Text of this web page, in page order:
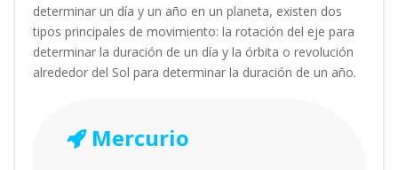
determinar un día y un año en un planeta, existen dos
tipos principales de movimiento: la rotación del eje para
determinar la duración de un día y la órbita o revolución
alrededor del Sol para determinar la duración de un año.
Mercurio